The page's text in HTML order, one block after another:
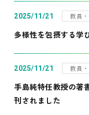
2025/11/21 教員
多様性を包摂する
2025/11/21 教員
手島純特任教授の著
刊されました